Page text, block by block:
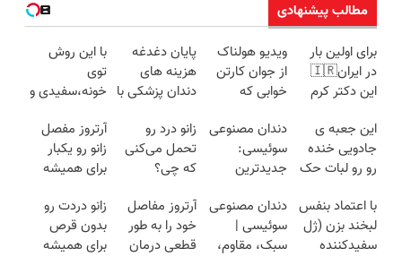
مطالب پیشنهادی
برای اولین بار
در ایران🇮🇷
این دکتر کرم
روزه ساخت!
ویدیو هولناک
از جوان کارتن
خوابی که
آموزش رایگان
پایان دغدغه
هزینه های
دندان پزشکی با
کننده خانگی
با این روش
توی
خونه،سفیدی و
برگردون
(40%off)
این جعبه ی
جادویی خنده
رو رو لبات حک
خرید40%تخفیف
دندان مصنوعی
سوئیسی:
جدیدترین
سبک و مقاوم |
پرداخت قسطی
زانو درد رو
تحمل می‌کنی
که چی؟
همین‌جاست!
آرتروز مفصل
زانو رو یکبار
برای همیشه
◗پرسش‌نامه◖
با اعتماد بنفس
لبخند بزن (ژل
سفیدکننده
دندان مصنوعی
سوئیسی |
سبک، مقاوم،
آرتروز مفاصل
خود را به طور
قطعی درمان
زانو دردت رو
بدون قرص
برای همیشه